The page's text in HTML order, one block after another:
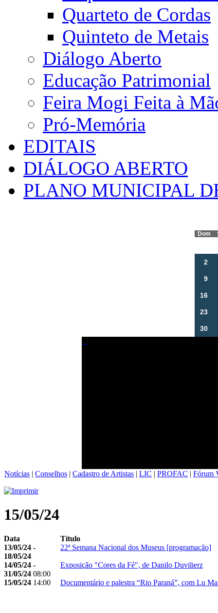
Quarteto de Cordas
Quinteto de Metais
Diálogo Aberto
Educação Patrimonial
Feira Mogi Feita à
Pró-Memória
EDITAIS
DIÁLOGO ABERTO
PLANO MUNICIPAL
Dom
2
9
16
23
30
Notícias | Conselhos | Cadastro de Artistas | LIC | PROFAC | Fórum
15/05/24
Data
Título
13/05/24 -
18/05/24
22ª Semana Nacional dos Museus [programação]
14/05/24 -
31/05/24 08:00
Exposição "Cores da Fé", de Danilo Duvilierz
15/05/24 14:00 Documentário e palestra “Rio Paraná”, com Lu